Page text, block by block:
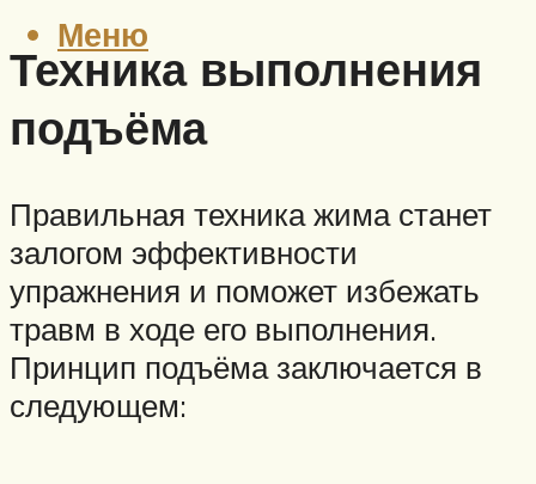
Меню
Техника выполнения
подъёма
Правильная техника жима станет
залогом эффективности
упражнения и поможет избежать
травм в ходе его выполнения.
Принцип подъёма заключается в
следующем: